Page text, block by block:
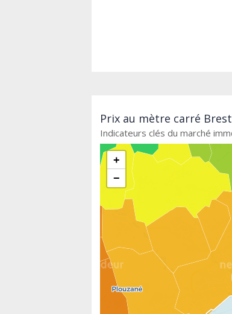
Prix au mètre carré
Indicateurs clés du marché
+
−